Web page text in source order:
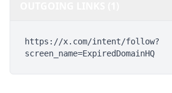
https://x.com/intent/follow?
screen_name=ExpiredDomainHQ